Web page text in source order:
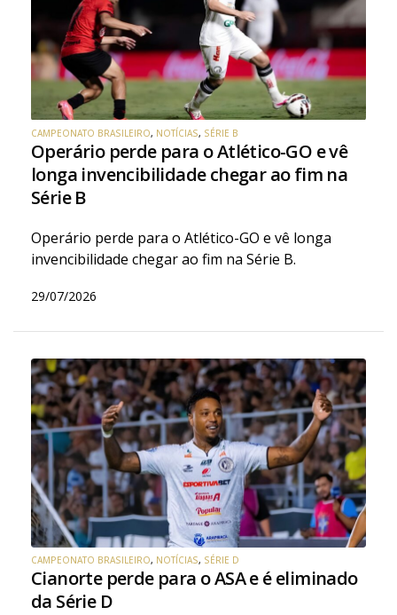
CAMPEONATO BRASILEIRO, NOTÍCIAS, SÉRIE B
Operário perde para o Atlético-GO e vê
longa invencibilidade chegar ao fim na
Série B
Operário perde para o Atlético-GO e vê longa
invencibilidade chegar ao fim na Série B.
29/07/2026
CAMPEONATO BRASILEIRO, NOTÍCIAS, SÉRIE D
Cianorte perde para o ASA e é eliminado
da Série D